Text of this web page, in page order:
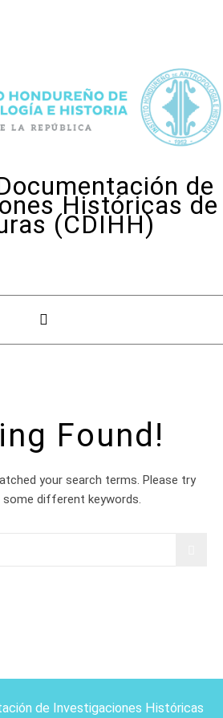
de
Históricas de
(CDIHH)
Found!
your search terms. Please try
some different keywords.
de Investigaciones Históricas